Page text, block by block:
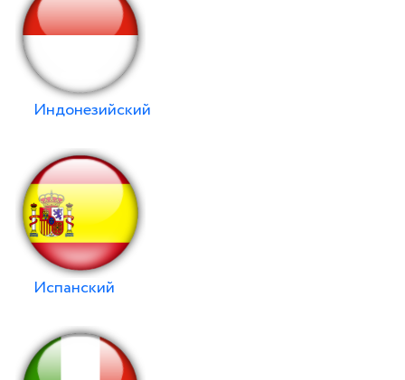
Индонезийский
Испанский